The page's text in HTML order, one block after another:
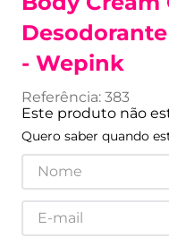
- Wepink
Referência: 383
Este produto não
Quero saber quando